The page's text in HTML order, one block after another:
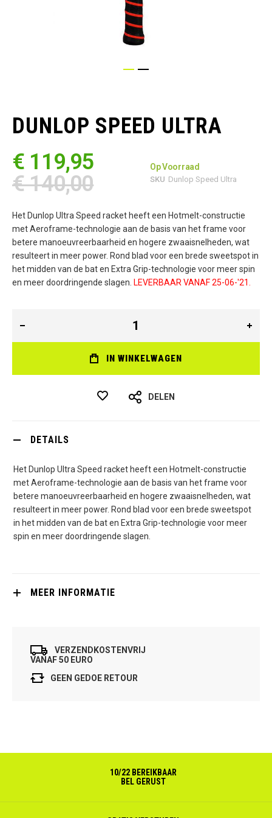
begin
van
afbeeldingen-
gallerij
DUNLOP SPEED ULTRA
€ 119,95
€ 140,00
Op Voorraad
SKU Dunlop Speed Ultra
Het Dunlop Ultra Speed racket heeft een Hotmelt-constructie
met Aeroframe-technologie aan de basis van het frame voor
betere manoeuvreerbaarheid en hogere zwaaisnelheden, wat
resulteert in meer power. Rond blad voor een brede sweetspot in
het midden van de bat en Extra Grip-technologie voor meer spin
en meer doordringende slagen. LEVERBAAR VANAF 25-06-'21.
IN WINKELWAGEN
DELEN
DETAILS
Het Dunlop Ultra Speed racket heeft een Hotmelt-constructie
met Aeroframe-technologie aan de basis van het frame voor
betere manoeuvreerbaarheid en hogere zwaaisnelheden, wat
resulteert in meer power. Rond blad voor een brede sweetspot
in het midden van de bat en Extra Grip-technologie voor meer
spin en meer doordringende slagen.
MEER INFORMATIE
VERZENDKOSTENVRIJ
VANAF 50 EURO
GEEN GEDOE RETOUR
10/22 BEREIKBAAR
BEL GERUST